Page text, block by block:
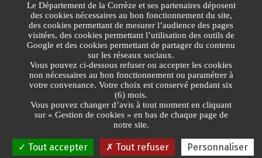
Protection des données Mentions légales Gestion des cookies
Accès téléphonique sourds et malentendants
Nous contacter
Lundi au Vendredi
© 2026 Conseil Départemental de la Corrèze - Tous droits réservés.
ARTEFACT
Le Département de la Corrèze et ses partenaires déposent
des cookies nécessaires au bon fonctionnement du site,
des cookies permettant de mesurer l’audience des pages
visitées, des cookies permettant l’utilisation des outils de
Google et des cookies permettant de partager du contenu
sur les réseaux sociaux.
Vous pouvez ci-dessous refuser ou accepter les cookies
non nécessaires au bon fonctionnement ou paramétrer à
votre convenance. Votre choix est conservé pendant six
(6) mois.
Vous pouvez changer d’avis à tout moment en cliquant
sur « Gestion de cookies » en bas de chaque page de
notre site.
Tout accepter Tout refuser Personnaliser